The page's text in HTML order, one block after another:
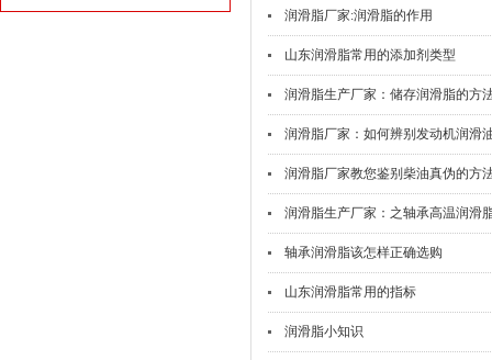
润滑脂厂家:润滑脂的作用
山东润滑脂常用的添加剂类型
润滑脂生产厂家：储存润滑脂的方
润滑脂厂家：如何辨别发动机润滑
润滑脂厂家教您鉴别柴油真伪的方
润滑脂生产厂家：之轴承高温润滑
轴承润滑脂该怎样正确选购
山东润滑脂常用的指标
润滑脂小知识